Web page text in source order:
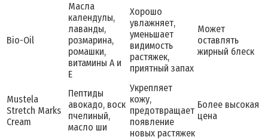
Bio-Oil
Масла
календулы,
лаванды,
розмарина,
ромашки,
витамины A и
E
Хорошо
увлажняет,
уменьшает
видимость
растяжек,
приятный запах
Может
оставлять
жирный блеск
Mustela
Stretch Marks
Cream
Пептиды
авокадо, воск
пчелиный,
масло ши
Укрепляет
кожу,
предотвращает
появление
новых растяжек
Более высокая
цена